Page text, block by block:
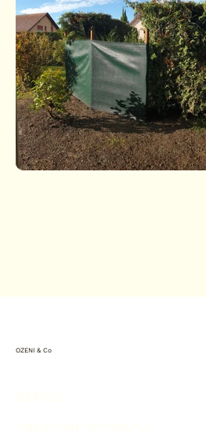
OZENI & Co